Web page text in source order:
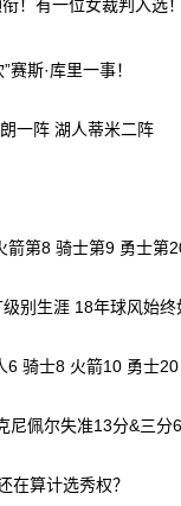
！有一位女裁判入选！
斯·库里一事！
一阵 湖人蒂米二阵
箭第8 骑士第9 勇士第
别生涯 18年球风始终
6 骑士8 火箭10 勇士20
尼佩尔失准13分&三分
在算计选秀权？